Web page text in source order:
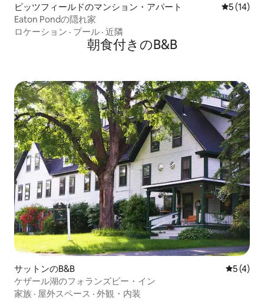
ピッツフィールドのマンション・アパート レビュー
5 (14)
Eaton Pondの隠れ家
ロケーション · プール · 近隣
朝食付きのB&B
サットンのB&B レビュー
5 (4)
ケザール湖のフォランズビー・イン
家族 · 屋外スペース · 外観・内装